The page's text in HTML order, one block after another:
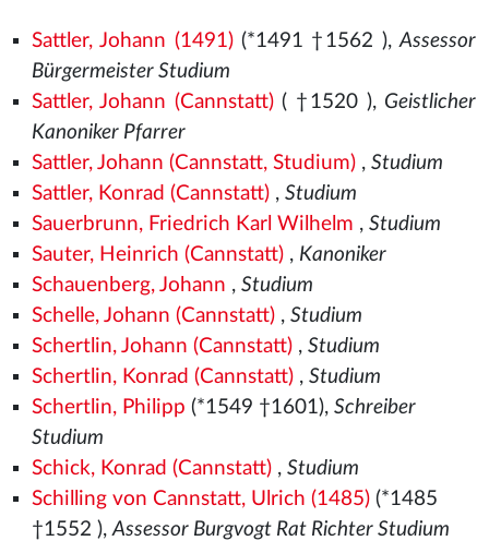
Sattler, Johann (1491)(*1491 †1562 ),Assessor
Bürgermeister Studium
Sattler, Johann (Cannstatt)( †1520 ), Geistlicher
Kanoniker Pfarrer
Sattler, Johann (Cannstatt, Studium), Studium
Sattler, Konrad (Cannstatt), Studium
Sauerbrunn, Friedrich Karl Wilhelm , Studium
Sauter, Heinrich (Cannstatt), Kanoniker
Schauenberg, Johann , Studium
Schelle, Johann (Cannstatt), Studium
Schertlin, Johann (Cannstatt), Studium
Schertlin, Konrad (Cannstatt), Studium
Schertlin, Philipp (*1549 †1601), Schreiber
Studium
Schick, Konrad (Cannstatt), Studium
Schilling von Cannstatt, Ulrich (1485)(*1485
†1552 ),Assessor Burgvogt Rat Richter Studium